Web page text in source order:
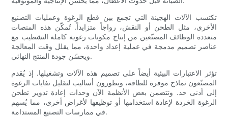
تكتسب الآلات الهجينة التي تجمع بين قطع الرغوة وعمليات التصنيع
الأخرى، مثل الطحن أو النقش، رواجاً متزايداً. تُمكّن هذه المنصات
متعددة الوظائف المصنّعين من إنتاج مكونات رغوية كاملة التشطيب مع
عناصر تصميم مدمجة في عملية إعداد واحدة، مما يقلل وقت المعالجة
ويحسّن جودة المنتج النهائي.
تؤثر الاعتبارات البيئية أيضاً على تصميم هذه الآلات وتشغيلها. إذ يُقدم
المصنّعون نماذج موفرة للطاقة، ويطورون أساليب لتقليل نفايات الرغوة
إلى أدنى حد. وتتضمن بعض الأنظمة الآن وحدات إعادة تدوير تطحن
الرغوة الخردة لإعادة استخدامها أو توظيفها لأغراض أخرى، مما يُسهم
في ممارسات التصنيع المستدامة.